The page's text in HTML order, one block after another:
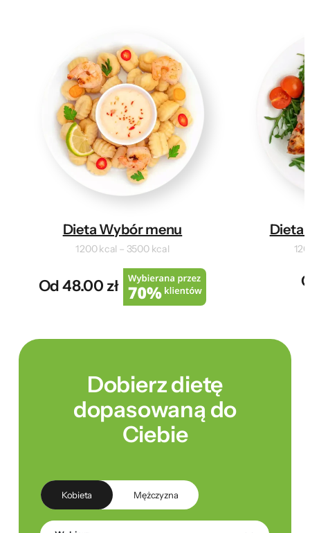
Dieta Wybór menu
1200 kcal – 3500 kcal
Od 48.00 zł
Dieta
Dobierz dietę
dopasowaną do
Ciebie
Kobieta Mężczyzna